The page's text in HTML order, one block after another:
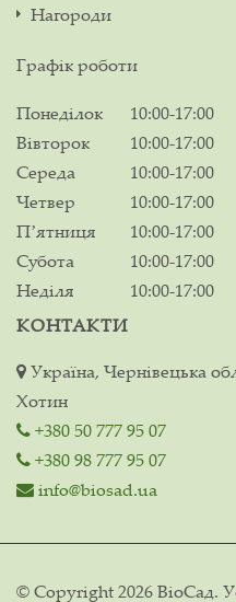
Нагороди
Графік роботи
Понеділок
10:00-17:00
Вівторок
10:00-17:00
Середа
10:00-17:00
Четвер
10:00-17:00
Пʼятниця
10:00-17:00
Субота
10:00-17:00
Неділя
10:00-17:00
КОНТАКТИ
Україна, Чернівецька
Хотин
+380 50 777 95 07
+380 98 777 95 07
info@biosad.ua
© Copyright 2026 ВіоСад.